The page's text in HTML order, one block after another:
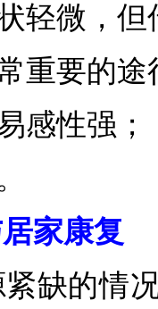
轻微，但
重要的途
感性强；
家康复
缺的情